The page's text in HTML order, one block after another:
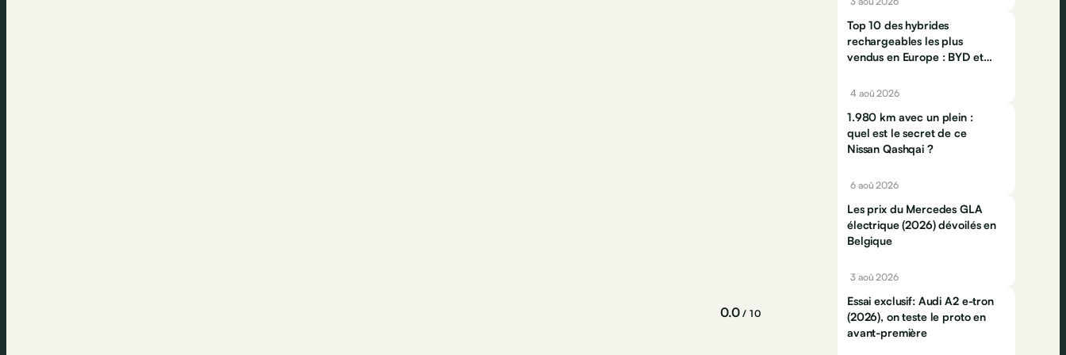
Top 10 des hybrides
rechargeables les plus
vendus en Europe : BYD et
4 aoû 2026
1.980 km avec un plein :
quel est le secret de ce
Nissan Qashqai ?
6 aoû 2026
Les prix du Mercedes GLA
électrique (2026) dévoilés en
Belgique
3 aoû 2026
0.0/ 10
Essai exclusif: Audi A2 e-tron
(2026), on teste le proto en
avant-première